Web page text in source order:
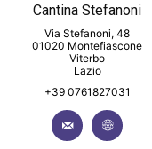
Cantina Stefanoni
Via Stefanoni, 48
01020 Montefiascone
Viterbo
Lazio
+39 0761827031